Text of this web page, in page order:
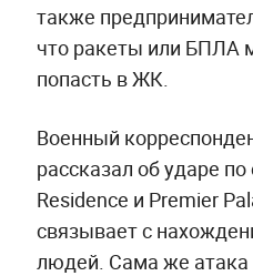
также
что ракеты или БПЛА
попасть в ЖК.
Военный
рассказал об ударе
Residence и Premier
связывает с
людей. Сама же атака